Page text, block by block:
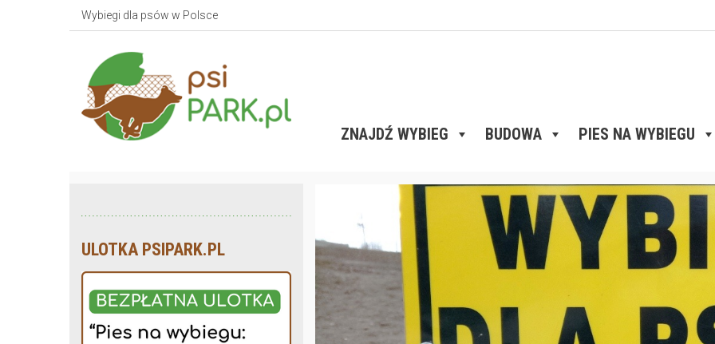
Wybiegi dla psów w Polsce
ZNAJDŹ WYBIEG BUDOWA PIES NA WYBIEGU
ULOTKA PSIPARK.PL